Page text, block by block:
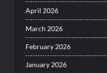
April 2026
March 2026
February 2026
January 2026